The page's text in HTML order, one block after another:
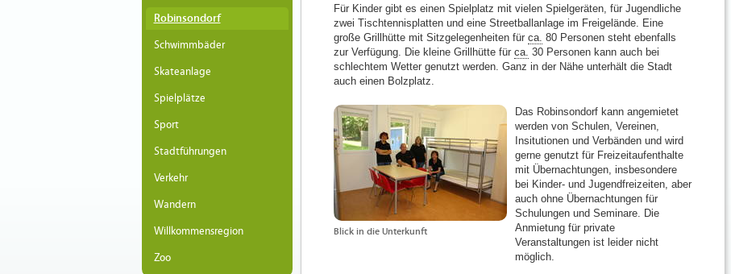
Robinsondorf
Schwimmbäder
Skateanlage
Spielplätze
Sport
Stadtführungen
Verkehr
Wandern
Willkommensregion
Zoo
Für Kinder gibt es einen Spielplatz mit vielen Spielgeräten, für Jugendliche
zwei Tischtennisplatten und eine Streetballanlage im Freigelände. Eine
große Grillhütte mit Sitzgelegenheiten für ca. 80 Personen steht ebenfalls
zur Verfügung. Die kleine Grillhütte für ca. 30 Personen kann auch bei
schlechtem Wetter genutzt werden. Ganz in der Nähe unterhält die Stadt
auch einen Bolzplatz.
Blick in die Unterkunft
Das Robinsondorf kann angemietet
werden von Schulen, Vereinen,
Insitutionen und Verbänden und wird
gerne genutzt für Freizeitaufenthalte
mit Übernachtungen, insbesondere
bei Kinder- und Jugendfreizeiten, aber
auch ohne Übernachtungen für
Schulungen und Seminare. Die
Anmietung für private
Veranstaltungen ist leider nicht
möglich.